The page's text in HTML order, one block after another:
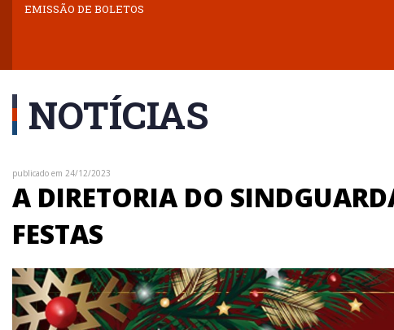
EMISSÃO DE BOLETOS
NOTÍCIAS
publicado em 24/12/2023
A DIRETORIA DO
FESTAS